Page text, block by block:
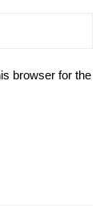
browser for the